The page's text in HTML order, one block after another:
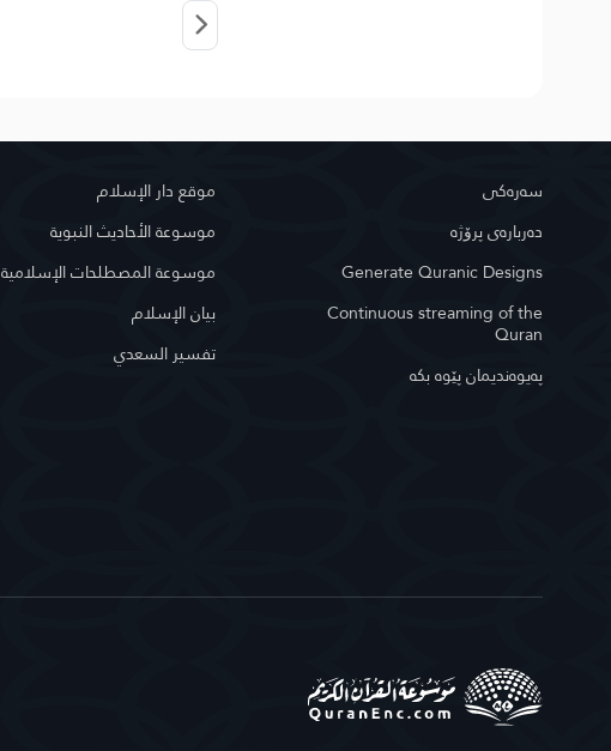
سه‌ره‌كی
دەربارەی پرۆژە
Generate Quranic Designs
Continuous streaming of the
Quran
په‌یوه‌ندیمان پێوه‌ بكه‌
موقع دار الإسلام
موسوعة الأحاديث النبوية
موسوعة المصطلحات الإسلامية
بيان الإسلام
تفسير السعدي